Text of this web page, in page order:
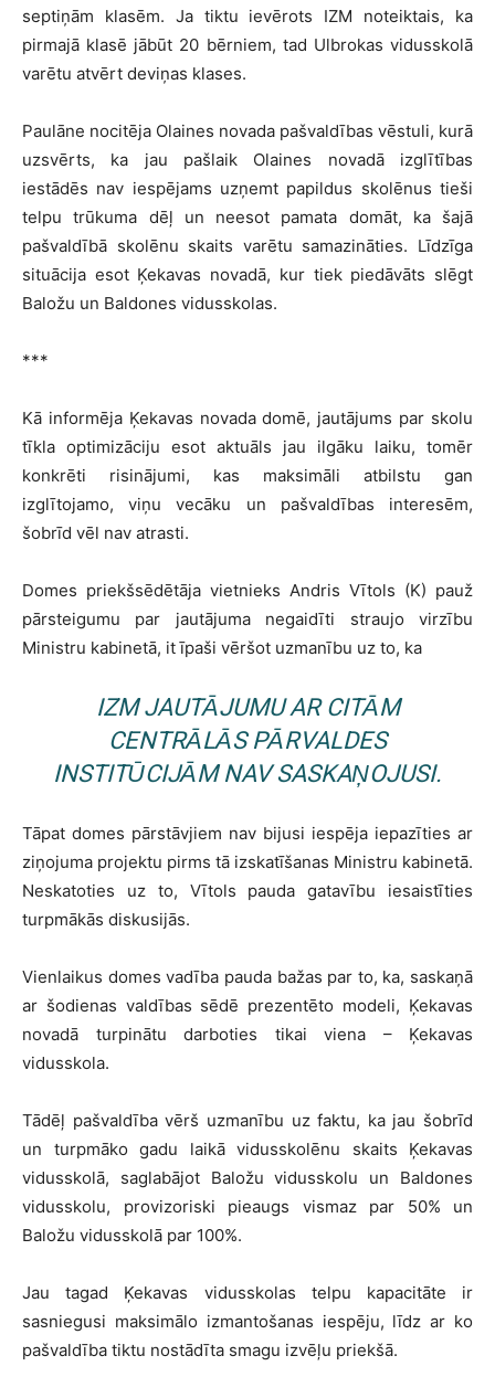
septiņām klasēm. Ja tiktu ievērots IZM noteiktais, ka
pirmajā klasē jābūt 20 bērniem, tad Ulbrokas vidusskolā
varētu atvērt deviņas klases.
Paulāne nocitēja Olaines novada pašvaldības vēstuli, kurā
uzsvērts, ka jau pašlaik Olaines novadā izglītības
iestādēs nav iespējams uzņemt papildus skolēnus tieši
telpu trūkuma dēļ un neesot pamata domāt, ka šajā
pašvaldībā skolēnu skaits varētu samazināties. Līdzīga
situācija esot Ķekavas novadā, kur tiek piedāvāts slēgt
Baložu un Baldones vidusskolas.
***
Kā informēja Ķekavas novada domē, jautājums par skolu
tīkla optimizāciju esot aktuāls jau ilgāku laiku, tomēr
konkrēti risinājumi, kas maksimāli atbilstu gan
izglītojamo, viņu vecāku un pašvaldības interesēm,
šobrīd vēl nav atrasti.
Domes priekšsēdētāja vietnieks Andris Vītols (K) pauž
pārsteigumu par jautājuma negaidīti straujo virzību
Ministru kabinetā, it īpaši vēršot uzmanību uz to, ka
IZM JAUTĀJUMU AR CITĀM
CENTRĀLĀS PĀRVALDES
INSTITŪCIJĀM NAV SASKAŅOJUSI.
Tāpat domes pārstāvjiem nav bijusi iespēja iepazīties ar
ziņojuma projektu pirms tā izskatīšanas Ministru kabinetā.
Neskatoties uz to, Vītols pauda gatavību iesaistīties
turpmākās diskusijās.
Vienlaikus domes vadība pauda bažas par to, ka, saskaņā
ar šodienas valdības sēdē prezentēto modeli, Ķekavas
novadā turpinātu darboties tikai viena – Ķekavas
vidusskola.
Tādēļ pašvaldība vērš uzmanību uz faktu, ka jau šobrīd
un turpmāko gadu laikā vidusskolēnu skaits Ķekavas
vidusskolā, saglabājot Baložu vidusskolu un Baldones
vidusskolu, provizoriski pieaugs vismaz par 50% un
Baložu vidusskolā par 100%.
Jau tagad Ķekavas vidusskolas telpu kapacitāte ir
sasniegusi maksimālo izmantošanas iespēju, līdz ar ko
pašvaldība tiktu nostādīta smagu izvēļu priekšā.